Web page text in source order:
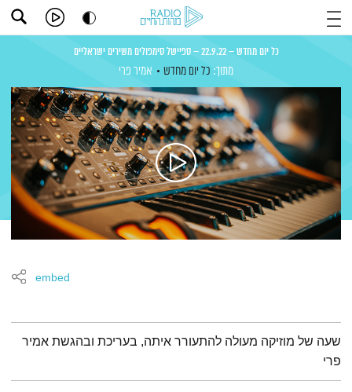
כל יום מחדש – 22.9.22 – ספיישל סימפולים משירים ישראליים
מתוך: כל יום מחדש אמיר פרי
embed
תמצית הפודקאסט
שעה של מוזיקה מעולה להתעורר איתה, בעריכת ובהגשת אמיר
פרי